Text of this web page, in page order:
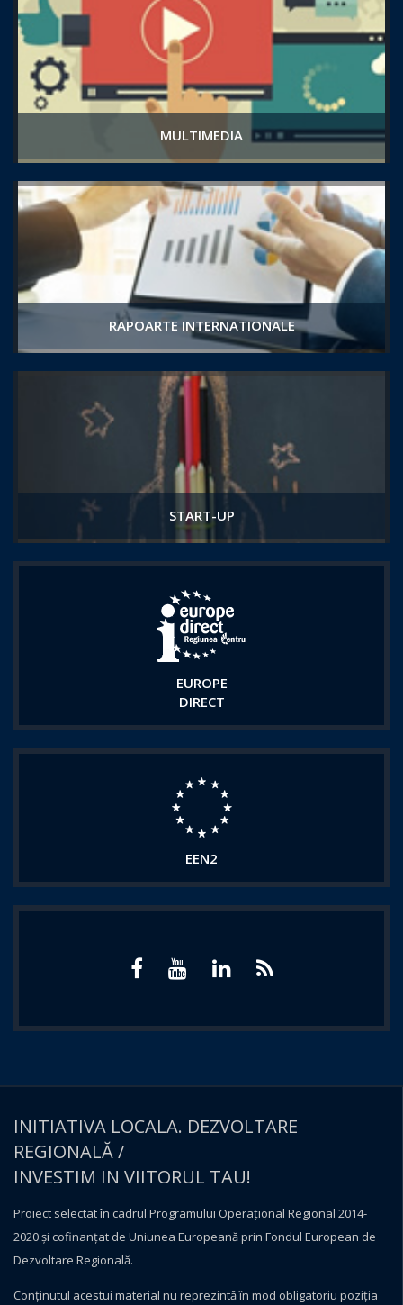
MULTIMEDIA
RAPOARTE INTERNATIONALE
START-UP
EUROPE
DIRECT
EEN2
INITIATIVA LOCALA. DEZVOLTARE
REGIONALĂ /
INVESTIM IN VIITORUL TAU!
Proiect selectat în cadrul Programului Operațional Regional 2014-
2020 și cofinanțat de Uniunea Europeană prin Fondul European de
Dezvoltare Regională.
Conţinutul acestui material nu reprezintă în mod obligatoriu poziţia